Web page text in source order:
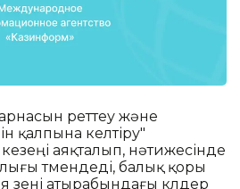
реттеу және
қалпына келтіру"
аяқталып, нәтижесінде
төмендеді, балық қоры
атырабындағы көлдер